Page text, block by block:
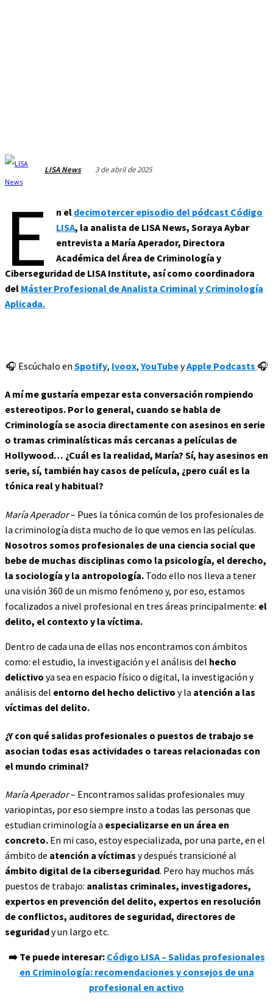
LISA News 3 de abril de 2025
E n el decimotercer episodio del pódcast Código
LISA, la analista de LISA News, Soraya Aybar
entrevista a María Aperador, Directora
Académica del Área de Criminología y
Ciberseguridad de LISA Institute, así como coordinadora
del Máster Profesional de Analista Criminal y Criminología
Aplicada.
🎧 Escúchalo en Spotify, Ivoox, YouTubeyApple Podcasts 🎧
A mí me gustaría empezar esta conversación rompiendo
estereotipos. Por lo general, cuando se habla de
Criminología se asocia directamente con asesinos en serie
o tramas criminalísticas más cercanas a películas de
Hollywood… ¿Cuál es la realidad, María? Sí, hay asesinos en
serie, sí, también hay casos de película, ¿pero cuál es la
tónica real y habitual?
María Aperador– Pues la tónica común de los profesionales de
la criminología dista mucho de lo que vemos en las películas.
Nosotros somos profesionales de una ciencia social que
bebe de muchas disciplinas como la psicología, el derecho,
la sociología y la antropología. Todo ello nos lleva a tener
una visión 360 de un mismo fenómeno y, por eso, estamos
focalizados a nivel profesional en tres áreas principalmente: el
delito, el contexto y la víctima.
Dentro de cada una de ellas nos encontramos con ámbitos
como: el estudio, la investigación y el análisis del hecho
delictivo ya sea en espacio físico o digital, la investigación y
análisis del entorno del hecho delictivo y la atención a las
víctimas del delito.
¿Y con qué salidas profesionales o puestos de trabajo se
asocian todas esas actividades o tareas relacionadas con
el mundo criminal?
María Aperador– Encontramos salidas profesionales muy
variopintas, por eso siempre insto a todas las personas que
estudian criminología a especializarse en un área en
concreto. En mi caso, estoy especializada, por una parte, en el
ámbito de atención a víctimas y después transicioné al
ámbito digital de la ciberseguridad. Pero hay muchos más
puestos de trabajo: analistas criminales, investigadores,
expertos en prevención del delito, expertos en resolución
de conflictos, auditores de seguridad, directores de
seguridady un largo etc.
➡️ Te puede interesar: Código LISA – Salidas profesionales
en Criminología: recomendaciones y consejos de una
profesional en activo